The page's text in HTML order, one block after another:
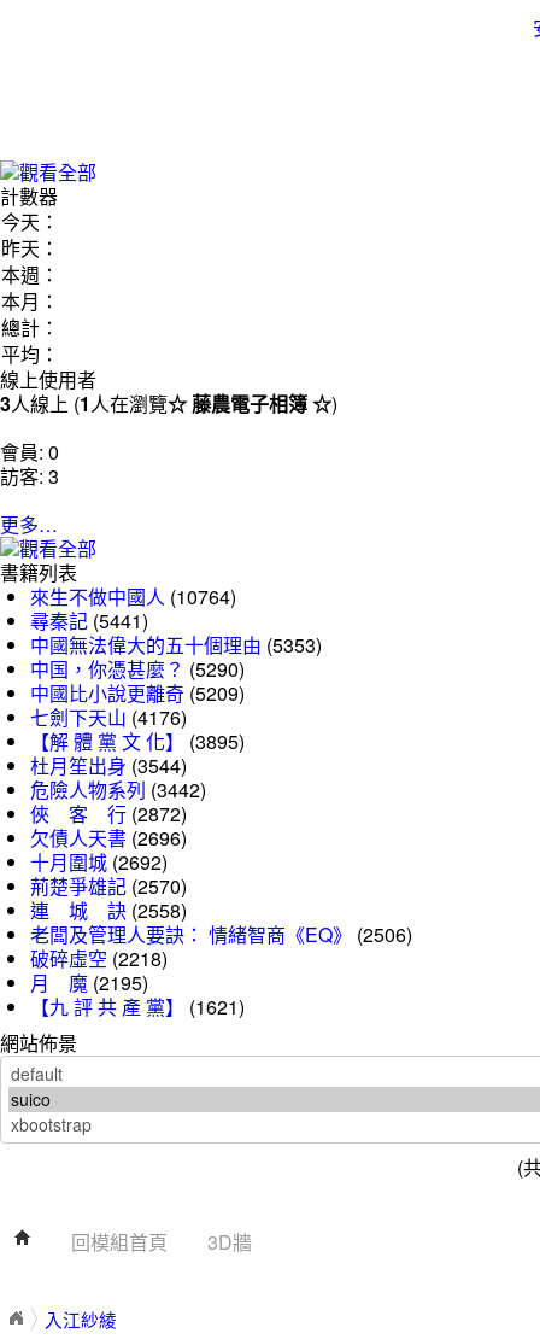
計數器
今天：
昨天：
本週：
本月：
總計：
平均：
線上使用者
3人線上 (1人在瀏覽☆ 藤農電子相簿 ☆)
會員: 0
訪客: 3
更多…
書籍列表
來生不做中國人 (10764)
尋秦記 (5441)
中國無法偉大的五十個理由 (5353)
中国，你憑甚麼？ (5290)
中國比小說更離奇 (5209)
七劍下天山 (4176)
【解 體 黨 文 化】
(3895)
杜月笙出身 (3544)
危險人物系列 (3442)
俠 客 行 (2872)
欠債人天書 (2696)
十月圍城 (2692)
荊楚爭雄記 (2570)
連 城 訣 (2558)
老闆及管理人要訣： 情緒智商《EQ》 (2506)
破碎虛空 (2218)
月 魔 (2195)
【九 評 共 產 黨】
(1621)
網站佈景
(
回模組首頁 3D牆
入江紗綾